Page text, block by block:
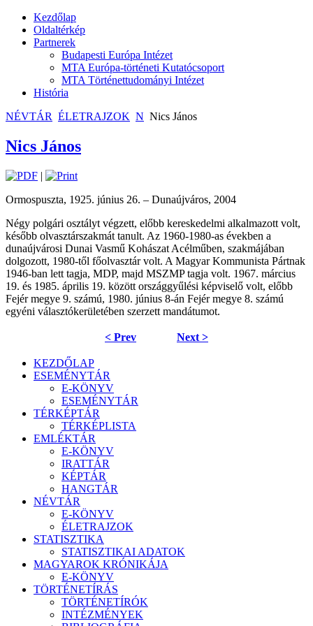
Kezdőlap
Oldaltérkép
Partnerek
Budapesti Európa Intézet
MTA Európa-történeti Kutatócsoport
MTA Történettudományi Intézet
História
NÉVTÁR ÉLETRAJZOK N Nics János
Nics János
|
Ormospuszta, 1925. június 26. – Dunaújváros, 2004
Négy polgári osztályt végzett, előbb kereskedelmi alkalmazott volt,
később olvasztárszakmát tanult. Az 1960-1980-as években a
dunaújvárosi Dunai Vasmű Kohászat Acélműben, szakmájában
dolgozott, 1980-től főolvasztár volt. A Magyar Kommunista Pártnak
1946-ban lett tagja, MDP, majd MSZMP tagja volt. 1967. március
19. és 1985. április 19. között országgyűlési képviselő volt, előbb
Fejér megye 9. számú, 1980. június 8-án Fejér megye 8. számú
egyéni választókerületében szerzett mandátumot.
< Prev Next >
KEZDŐLAP
ESEMÉNYTÁR
E-KÖNYV
ESEMÉNYTÁR
TÉRKÉPTÁR
TÉRKÉPLISTA
EMLÉKTÁR
E-KÖNYV
IRATTÁR
KÉPTÁR
HANGTÁR
NÉVTÁR
E-KÖNYV
ÉLETRAJZOK
STATISZTIKA
STATISZTIKAI ADATOK
MAGYAROK KRÓNIKÁJA
E-KÖNYV
TÖRTÉNETÍRÁS
TÖRTÉNETÍRÓK
INTÉZMÉNYEK